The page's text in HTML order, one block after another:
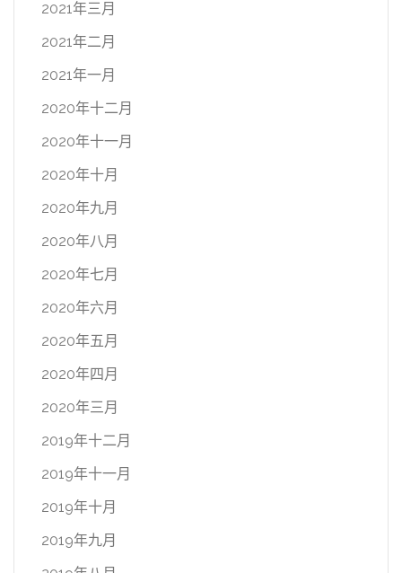
2021年三月
2021年二月
2021年一月
2020年十二月
2020年十一月
2020年十月
2020年九月
2020年八月
2020年七月
2020年六月
2020年五月
2020年四月
2020年三月
2019年十二月
2019年十一月
2019年十月
2019年九月